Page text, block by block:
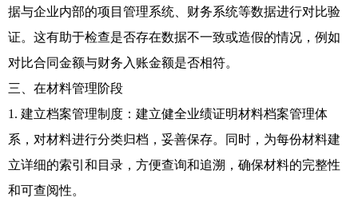
据与企业内部的项目管理系统、财务系统等数据进行对比验
证。这有助于检查是否存在数据不一致或造假的情况，例如
对比合同金额与财务入账金额是否相符。
三、在材料管理阶段
1. 建立档案管理制度：建立健全业绩证明材料档案管理体
系，对材料进行分类归档，妥善保存。同时，为每份材料建
立详细的索引和目录，方便查询和追溯，确保材料的完整性
和可查阅性。